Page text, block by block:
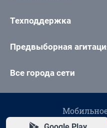
Техподдержка
Предвыборная
Все города сети